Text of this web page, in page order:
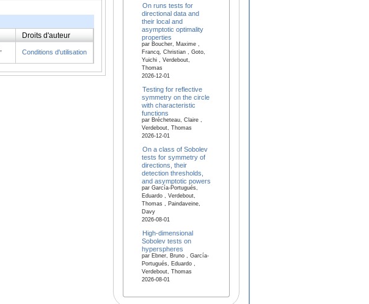
Droits d'auteur
Conditions d'utilisation
On runs tests for
directional data and
their local and
asymptotic optimality
properties
par Boucher, Maxime ,
Francq, Christian , Goto,
Yuichi , Verdebout,
Thomas
2026-12-01
Testing for reflective
symmetry on the circle
with characteristic
functions
par Brécheteau, Claire ,
Verdebout, Thomas
2026-12-01
On a class of Sobolev
tests for symmetry of
directions, their
detection thresholds,
and asymptotic powers
par García-Portugués,
Eduardo , Verdebout,
Thomas , Paindaveine,
Davy
2026-08-01
High-dimensional
Sobolev tests on
hyperspheres
par Ebner, Bruno , García-
Portugués, Eduardo ,
Verdebout, Thomas
2026-08-01